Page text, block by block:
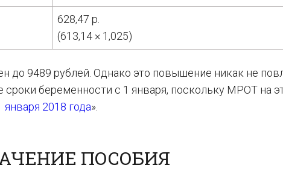
628,47 р.
(613,14 × 1,025)
9489 рублей. Однако это повышение никак не
сроки беременности с 1 января, поскольку МРОТ на
2018 года».
ПОСОБИЯ